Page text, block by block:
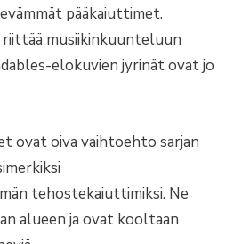
pääkaiuttimet.
musiikinkuunteluun
elokuvien jyrinät ovat jo
ovat oiva vaihtoehto sarjan
tehostekaiuttimiksi. Ne
alueen ja ovat kooltaan